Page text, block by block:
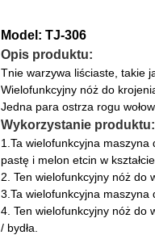
Model: TJ-306
Opis produktu:
Tnie warzywa liściaste, takie
Wielofunkcyjny nóż do
Jedna para ostrza rogu
Wykorzystanie produktu:
1.Ta wielofunkcyjna
pastę i melon etcin w
2. Ten wielofunkcyjny nóż do
3.Ta wielofunkcyjna maszyna
4. Ten wielofunkcyjny nóż do
/ bydła.